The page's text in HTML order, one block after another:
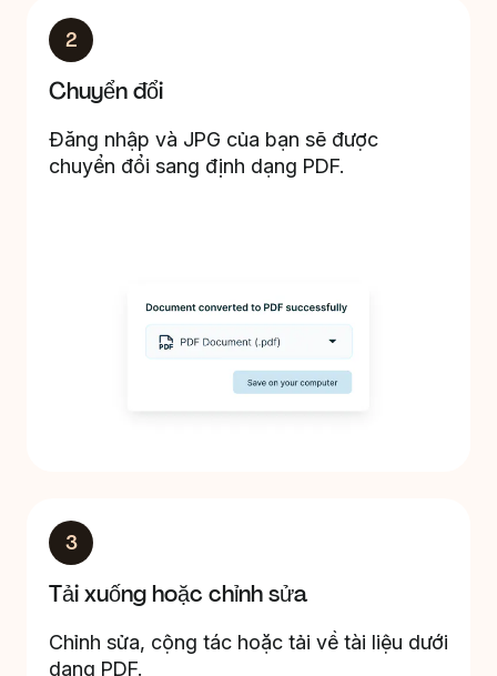
2
Chuyển đổi
Đăng nhập và JPG của bạn sẽ được
chuyển đổi sang định dạng PDF.
3
Tải xuống hoặc chỉnh sửa
Chỉnh sửa, cộng tác hoặc tải về tài liệu dưới
dạng PDF.